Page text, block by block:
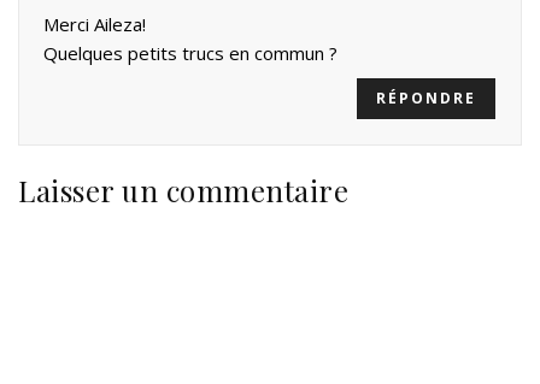
Merci Aileza!
Quelques petits trucs en commun ?
RÉPONDRE
Laisser un commentaire